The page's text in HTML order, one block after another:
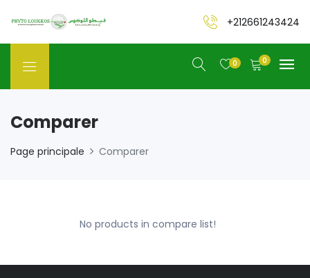
+212661243424
0 0
Comparer
Page principale Comparer
No products in compare list!